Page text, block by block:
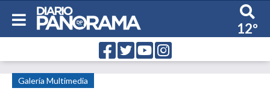
12º
Galería Multimedia